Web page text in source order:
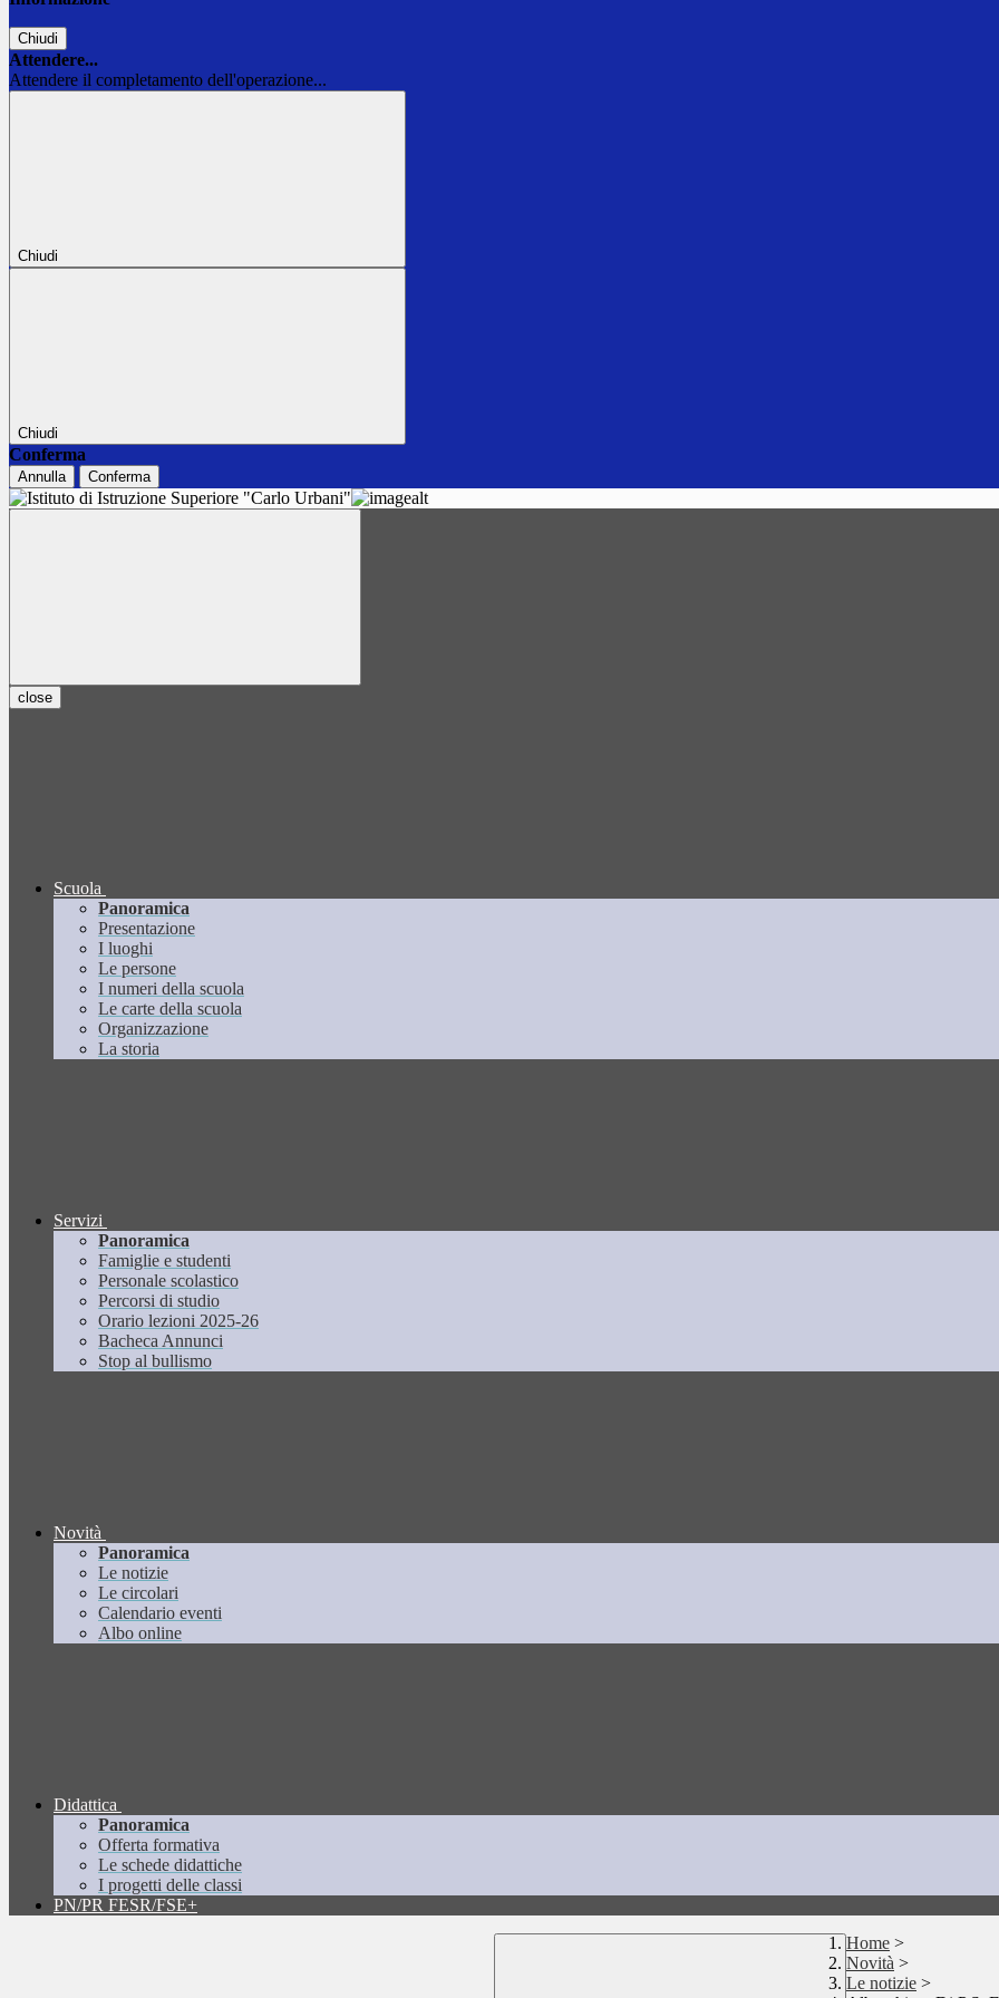
Chiudi
Attendere...
Attendere il completamento dell'operazione...
Chiudi
Chiudi
Conferma
Annulla Conferma
close
Scuola
Panoramica
Presentazione
I luoghi
Le persone
I numeri della scuola
Le carte della scuola
Organizzazione
La storia
Servizi
Panoramica
Famiglie e studenti
Personale scolastico
Percorsi di studio
Orario lezioni 2025-26
Bacheca Annunci
Stop al bullismo
Novità
Panoramica
Le notizie
Le circolari
Calendario eventi
Albo online
Didattica
Panoramica
Offerta formativa
Le schede didattiche
I progetti delle classi
PN/PR FESR/FSE+
Home >
Novità >
Le notizie >